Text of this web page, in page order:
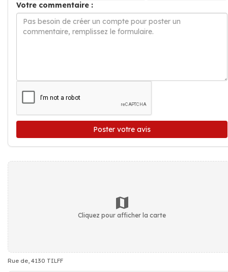
Votre commentaire :
Poster votre avis
Cliquez pour afficher la carte
Rue de, 4130 TILFF